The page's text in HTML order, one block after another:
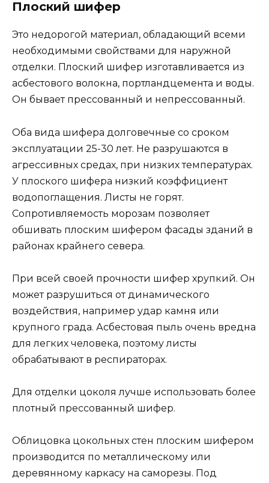
Плоский шифер
Это недорогой материал, обладающий всеми
необходимыми свойствами для наружной
отделки. Плоский шифер изготавливается из
асбестового волокна, портландцемента и воды.
Он бывает прессованный и непрессованный.
Оба вида шифера долговечные со сроком
эксплуатации 25-30 лет. Не разрушаются в
агрессивных средах, при низких температурах.
У плоского шифера низкий коэффициент
водопоглащения. Листы не горят.
Сопротивляемость морозам позволяет
обшивать плоским шифером фасады зданий в
районах крайнего севера.
При всей своей прочности шифер хрупкий. Он
может разрушиться от динамического
воздействия, например удар камня или
крупного града. Асбестовая пыль очень вредна
для легких человека, поэтому листы
обрабатывают в респираторах.
Для отделки цоколя лучше использовать более
плотный прессованный шифер.
Облицовка цокольных стен плоским шифером
производится по металлическому или
деревянному каркасу на саморезы. Под